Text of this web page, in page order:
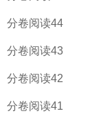
分卷阅读44
分卷阅读43
分卷阅读42
分卷阅读41